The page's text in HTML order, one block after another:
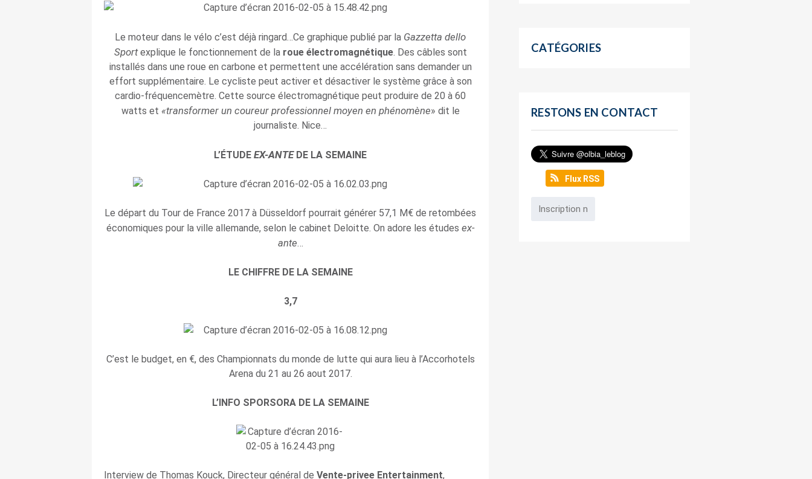
Le moteur dans le vélo c’est déjà ringard…Ce graphique publié par la Gazzetta dello
Sportexplique le fonctionnement de la roue électromagnétique. Des câbles sont
installés dans une roue en carbone et permettent une accélération sans demander un
effort supplémentaire. Le cycliste peut activer et désactiver le système grâce à son
cardio-fréquencemètre. Cette source électromagnétique peut produire de 20 à 60
watts et «transformer un coureur professionnel moyen en phénomène» dit le
journaliste. Nice…
L’ÉTUDEEX-ANTEDE LA SEMAINE
Le départ du Tour de France 2017 à Düsseldorf pourrait générer 57,1 M€ de retombées
économiques pour la ville allemande, selon le cabinet Deloitte. On adore les études ex-
ante…
LE CHIFFRE DE LA SEMAINE
3,7
C’est le budget, en €, des Championnats du monde de lutte qui aura lieu à l’Accorhotels
Arena du 21 au 26 aout 2017.
L’INFO SPORSORA DE LA SEMAINE
Interview de Thomas Kouck, Directeur général de Vente-privee Entertainment,
CATÉGORIES
RESTONS EN CONTACT
Flux RSS